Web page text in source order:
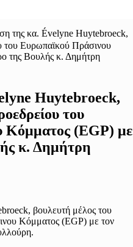
της κα. Évelyne Huytebroeck,
του Ευρωπαϊκού Πράσινου
της Βουλής κ. Δημήτρη
Huytebroeck,
του
Κόμματος (EGP) με
κ. Δημήτρη